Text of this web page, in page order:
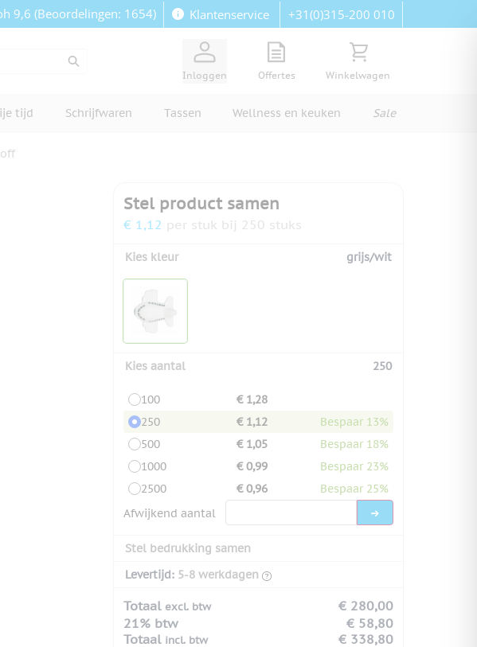
9,6 (Beoordelingen: 1654) Klantenservice +31(0)315-200 010
Inloggen
View quote, Quote is empty
Offertes
Bekijk winkelwagen,
Winkelwagen
tijd Schrijfwaren Tassen Wellness en keuken Sale
Stel product samen
€ 1,12 per stuk bij 250 stuks
Kies kleur grijs/wit
Kies aantal 250
100
€ 1,28
250
€ 1,12
Bespaar 13%
500
€ 1,05
Bespaar 18%
1000
€ 0,99
Bespaar 23%
2500
€ 0,96
Bespaar 25%
Afwijkend aantal
Stel bedrukking samen
Levertijd: 5-8 werkdagen
Totaal excl. btw
€ 280,00
21% btw
€ 58,80
Totaal incl. btw € 338,80